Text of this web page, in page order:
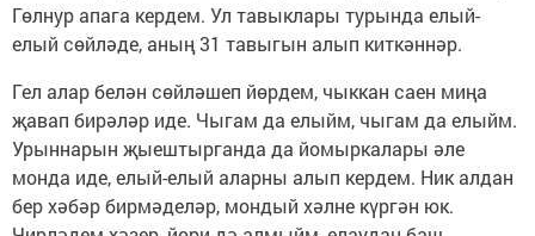
Гөлнур апага кердем. Ул тавыклары турында елый-
елый сөйләде, аның 31 тавыгын алып киткәннәр.
Гел алар белән сөйләшеп йөрдем, чыккан саен миңа
җавап бирәләр иде. Чыгам да елыйм, чыгам да елыйм.
Урыннарын җыештырганда да йомыркалары әле
монда иде, елый-елый аларны алып кердем. Ник алдан
бер хәбәр бирмәделәр, мондый хәлне күргән юк.